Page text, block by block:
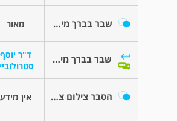
שבר בברך מיפוי עצמות מאור
שבר בברך מיפוי עצמות
ד"ר יוסף
הסבר צילום צפיפות עצם אין מידע